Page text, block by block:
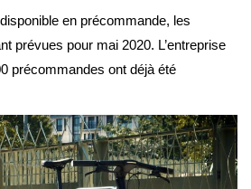
en précommande, les
prévues pour mai 2020. L’entreprise
précommandes ont déjà été